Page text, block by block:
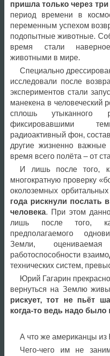
пришла только через
период времени в
переменным успехом
подопытные животные.
время стали
животными в мире.
Специально
исследовали после
экспериментов стали
манекена в человеческий
сплошь утыканного
фиксировавшими
радиоактивный фон,
другие жизненно важные
время всего полёта – от
И лишь после того,
многократную проверку
околоземных орбитальных
года рискнули послать
человека. При этом
лишь после того,
предполагаемого
Земли,
работоспособности
технических систем,
Юрий Гагарин
вернуться на Землю
рискует, тот не пьёт
когда-то ведь надо
А что же американцы
Чего-чего им не